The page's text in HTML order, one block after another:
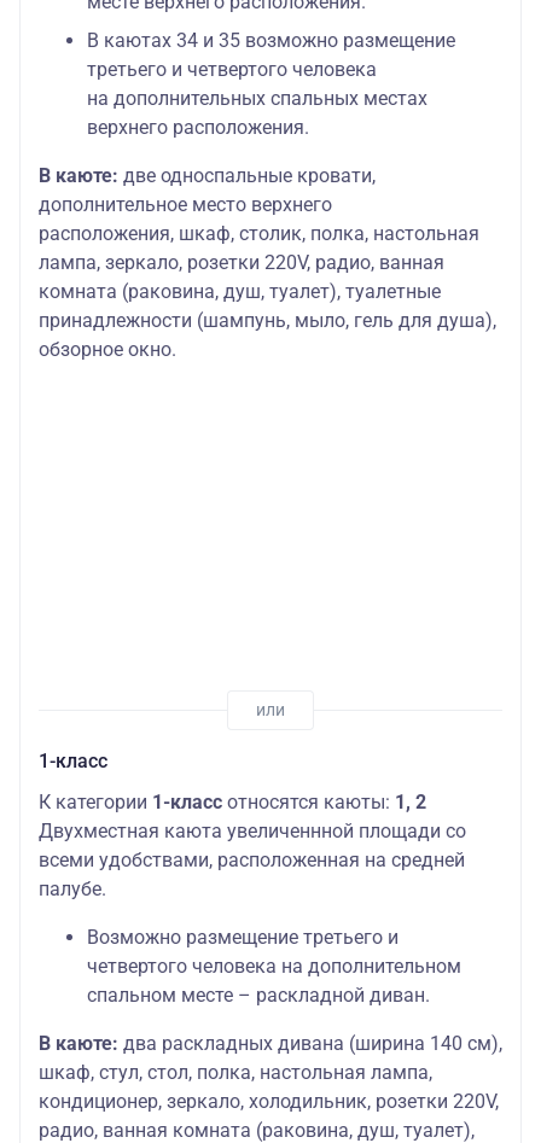
В каютах 34 и 35 возможно размещение
третьего и четвертого человека
на дополнительных спальных местах
верхнего расположения.
В каюте: две односпальные кровати,
дополнительное место верхнего
расположения, шкаф, столик, полка, настольная
лампа, зеркало, розетки 220V, радио, ванная
комната (раковина, душ, туалет), туалетные
принадлежности (шампунь, мыло, гель для душа),
обзорное окно.
1-класс
К категории 1-класс относятся каюты: 1, 2
Двухместная каюта увеличеннной площади со
всеми удобствами, расположенная на средней
палубе.
Возможно размещение третьего и
четвертого человека на дополнительном
спальном месте – раскладной диван.
В каюте: два раскладных дивана (ширина 140 см),
шкаф, стул, стол, полка, настольная лампа,
кондиционер, зеркало, холодильник, розетки 220V,
радио, ванная комната (раковина, душ, туалет),